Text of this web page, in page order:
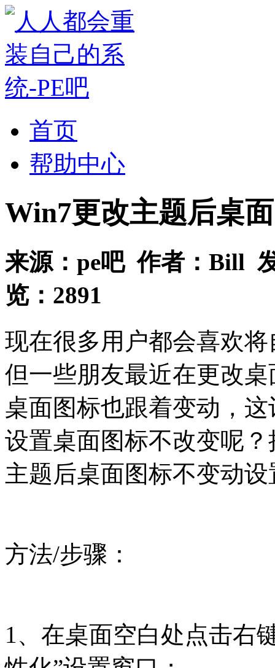
首页
帮助中心
Win7更改主题后桌
来源： pe吧作者： Bill
览： 2891
现在很多用户都会喜欢
但一些朋友最近在更改
桌面图标也跟着变动，
设置桌面图标不改变呢
主题后桌面图标不变动
方法/步骤：
1、在桌面空白处点击右